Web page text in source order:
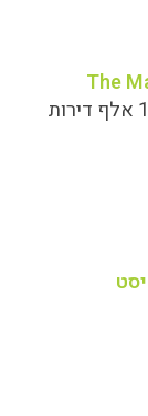
The
"אושרה תוכנית חוף התכלת בהרצליה: 11.5 אלף דירות